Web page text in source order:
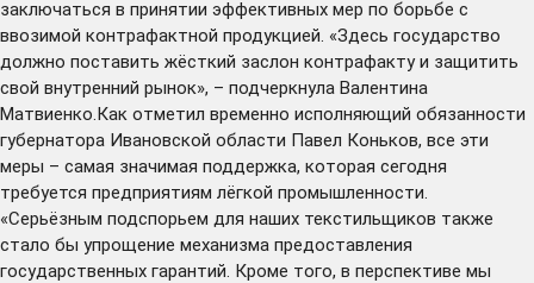
заключаться в принятии эффективных мер по борьбе с
ввозимой контрафактной продукцией. «Здесь государство
должно поставить жёсткий заслон контрафакту и защитить
свой внутренний рынок», – подчеркнула Валентина
Матвиенко.Как отметил временно исполняющий обязанности
губернатора Ивановской области Павел Коньков, все эти
меры – самая значимая поддержка, которая сегодня
требуется предприятиям лёгкой промышленности.
«Серьёзным подспорьем для наших текстильщиков также
стало бы упрощение механизма предоставления
государственных гарантий. Кроме того, в перспективе мы